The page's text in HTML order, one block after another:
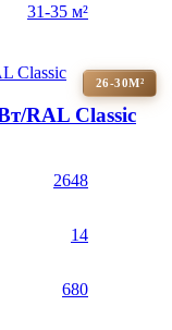
31-35 м²
26-30М²
RAL Classic
2648
14
680